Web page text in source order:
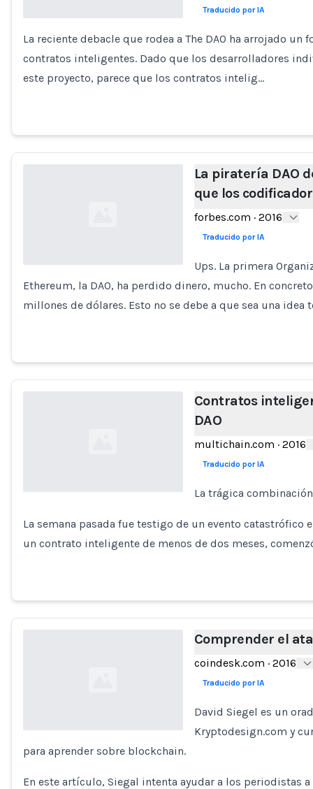
Traducido por IA
La reciente debacle que rodea a The DAO ha arrojado
contratos inteligentes. Dado que los desarrolladores
este proyecto, parece que los contratos intelig…
La piratería DAO
que los
forbes.com · 2016
Traducido por IA
Ups. La primera
Ethereum, la DAO, ha perdido dinero, mucho. En
millones de dólares. Esto no se debe a que sea una idea
Loading...
Contratos
DAO
multichain.com · 2016
Traducido por IA
La trágica
La semana pasada fue testigo de un evento catastrófico
un contrato inteligente de menos de dos meses,
Loading...
Comprender el
coindesk.com · 2016
Traducido por IA
David Siegel es un
Kryptodesign.com y
para aprender sobre blockchain.
En este artículo, Siegal intenta ayudar a los periodistas